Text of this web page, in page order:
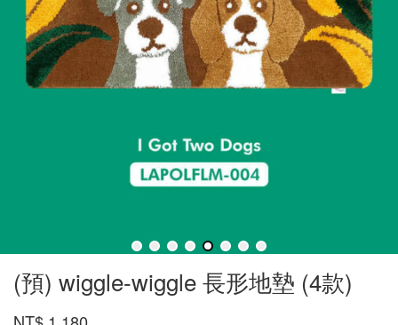
(預) wiggle-wiggle 長形地墊 (4款)